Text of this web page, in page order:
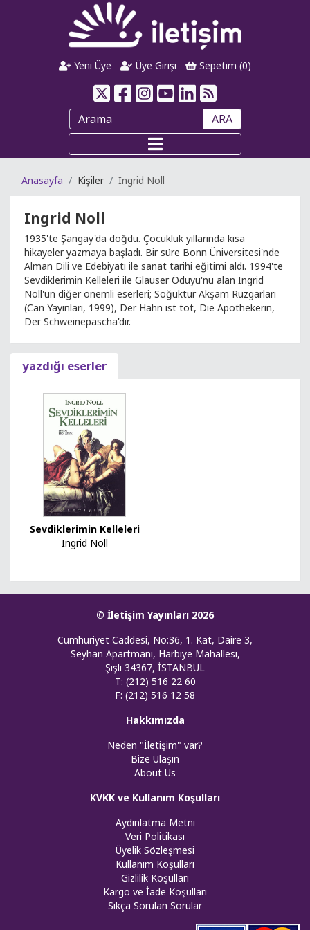
Yeni Üye Üye Girişi Sepetim (0)
ARA
Anasayfa Kişiler Ingrid Noll
Ingrid Noll
1935'te Şangay'da doğdu. Çocukluk yıllarında kısa
hikayeler yazmaya başladı. Bir süre Bonn Üniversitesi'nde
Alman Dili ve Edebiyatı ile sanat tarihi eğitimi aldı. 1994'te
Sevdiklerimin Kelleleri ile Glauser Ödüyü'nü alan Ingrid
Noll'ün diğer önemli eserleri; Soğuktur Akşam Rüzgarları
(Can Yayınları, 1999), Der Hahn ist tot, Die Apothekerin,
Der Schweinepascha'dır.
yazdığı eserler
Sevdiklerimin Kelleleri
Ingrid Noll
© İletişim Yayınları 2026
Cumhuriyet Caddesi, No:36, 1. Kat, Daire 3,
Seyhan Apartmanı, Harbiye Mahallesi,
Şişli 34367, İSTANBUL
T: (212) 516 22 60
F: (212) 516 12 58
Hakkımızda
Neden "İletişim" var?
Bize Ulaşın
About Us
KVKK ve Kullanım Koşulları
Aydınlatma Metni
Veri Politikası
Üyelik Sözleşmesi
Kullanım Koşulları
Gizlilik Koşulları
Kargo ve İade Koşulları
Sıkça Sorulan Sorular